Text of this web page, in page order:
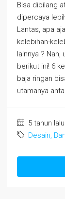
Bisa dibilang
dipercaya
Lantas, apa
kelebihan-
lainnya ?
berikut ini! 6
baja ringan
utamanya
5 tahun lalu
Desain,